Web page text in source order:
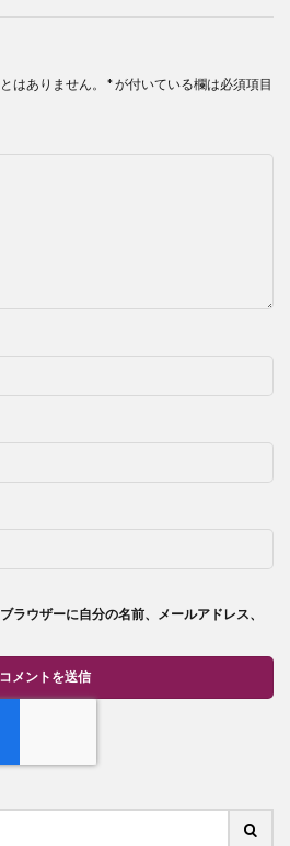
はありません。 *が付いている欄は必須項目
ラウザーに自分の名前、メールアドレス、